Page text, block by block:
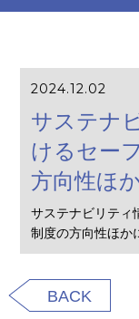
2024.12.02
サステナ
けるセー
方向性ほ
サステナビリティ
制度の方向性ほか
BACK